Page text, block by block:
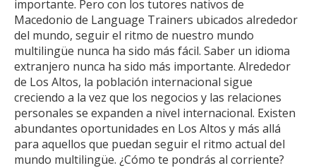
importante. Pero con los tutores nativos de
Macedonio de Language Trainers ubicados alrededor
del mundo, seguir el ritmo de nuestro mundo
multilingüe nunca ha sido más fácil. Saber un idioma
extranjero nunca ha sido más importante. Alrededor
de Los Altos, la población internacional sigue
creciendo a la vez que los negocios y las relaciones
personales se expanden a nivel internacional. Existen
abundantes oportunidades en Los Altos y más allá
para aquellos que puedan seguir el ritmo actual del
mundo multilingüe. ¿Cómo te pondrás al corriente?